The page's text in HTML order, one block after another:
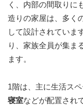
く、内部の間取りに
造りの家屋は、多く
して設計されていま
り、家族全員が集ま
ます。
1階は、主に生活ス
寝室などが配置され